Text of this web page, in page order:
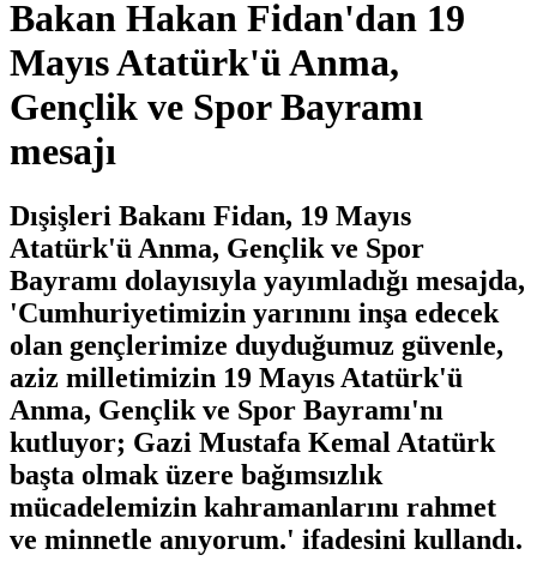
Bakan Hakan Fidan'dan 19
Mayıs Atatürk'ü Anma,
Gençlik ve Spor Bayramı
mesajı
Dışişleri Bakanı Fidan, 19 Mayıs
Atatürk'ü Anma, Gençlik ve Spor
Bayramı dolayısıyla yayımladığı mesajda,
'Cumhuriyetimizin yarınını inşa edecek
olan gençlerimize duyduğumuz güvenle,
aziz milletimizin 19 Mayıs Atatürk'ü
Anma, Gençlik ve Spor Bayramı'nı
kutluyor; Gazi Mustafa Kemal Atatürk
başta olmak üzere bağımsızlık
mücadelemizin kahramanlarını rahmet
ve minnetle anıyorum.' ifadesini kullandı.